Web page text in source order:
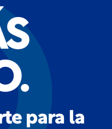
para la